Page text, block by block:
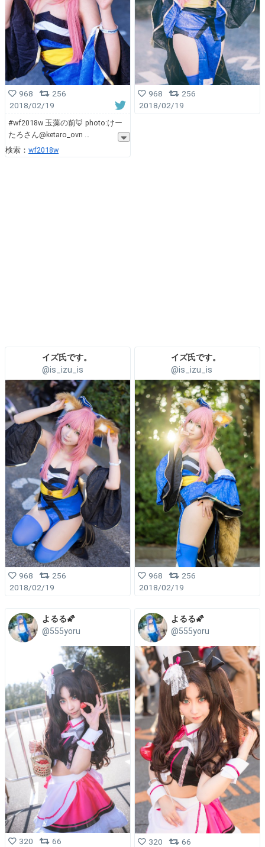
968
256
2018/02/19
#wf2018w 玉藻の前🦊 photo:けー
たろさん@ketaro_ovn
検索： wf2018w
968
256
2018/02/19
イズ氏です。
@is_izu_is
968
256
2018/02/19
イズ氏です。
@is_izu_is
968
256
2018/02/19
よるる🌠
@555yoru
320
66
よるる🌠
@555yoru
320
66